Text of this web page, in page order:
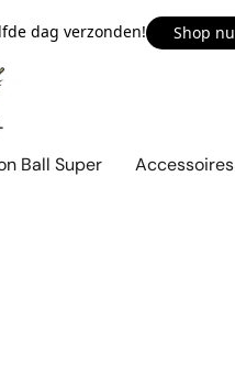
dag verzonden! Shop nu
Ball Super Accessoires